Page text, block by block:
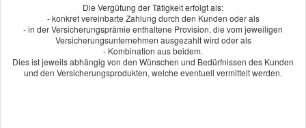
Berechnen Sie jetzt online Ihren Beitrag. Unser Angebot wird Sie
überzeugen. Oder rufen Sie uns an und wir beraten Sie persönlich
und individuell. Wir freuen uns auf Sie.
Die Vergütung der Tätigkeit erfolgt als:
- konkret vereinbarte Zahlung durch den Kunden oder als
- in der Versicherungsprämie enthaltene Provision, die vom jeweiligen
Versicherungsunternehmen ausgezahlt wird oder als
- Kombination aus beidem.
Dies ist jeweils abhängig von den Wünschen und Bedürfnissen des Kunden
und den Versicherungsprodukten, welche eventuell vermittelt werden.